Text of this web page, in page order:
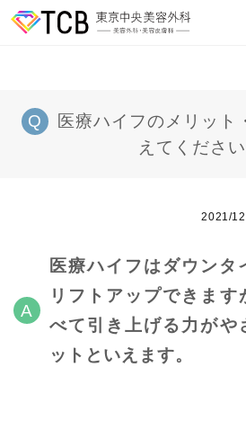
医療ハイフのメリット
えてください
2021/
医療ハイフはダウンタ
リフトアップできます
べて引き上げる力がや
ットといえます。